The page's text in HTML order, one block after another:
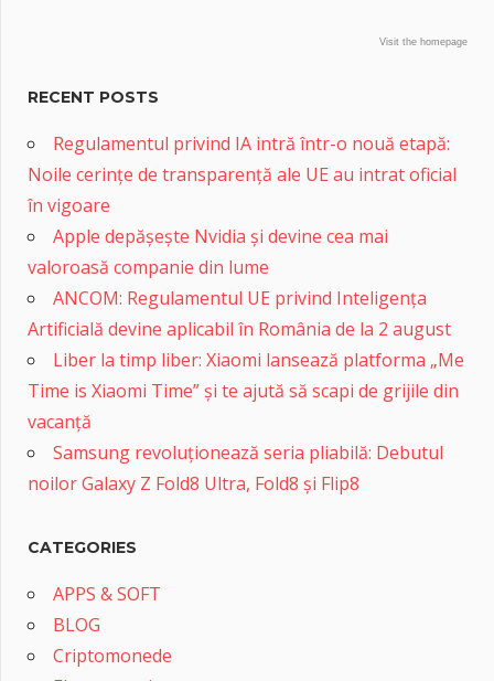
Visit the homepage
RECENT POSTS
Regulamentul privind IA intră într-o nouă etapă:
Noile cerințe de transparență ale UE au intrat oficial
în vigoare
Apple depășește Nvidia și devine cea mai
valoroasă companie din lume
ANCOM: Regulamentul UE privind Inteligența
Artificială devine aplicabil în România de la 2 august
Liber la timp liber: Xiaomi lansează platforma „Me
Time is Xiaomi Time” și te ajută să scapi de grijile din
vacanță
Samsung revoluționează seria pliabilă: Debutul
noilor Galaxy Z Fold8 Ultra, Fold8 și Flip8
CATEGORIES
APPS & SOFT
BLOG
Criptomonede